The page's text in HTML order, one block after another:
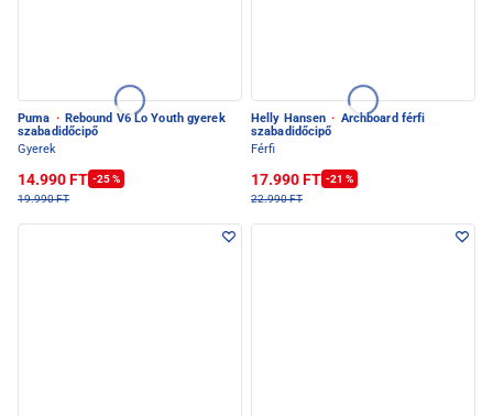
Puma · Rebound V6 Lo Youth gyerek
szabadidőcipő
Gyerek
14.990 FT -25 %
19.990 FT
Helly Hansen · Archboard férfi
szabadidőcipő
Férfi
17.990 FT -21 %
22.990 FT